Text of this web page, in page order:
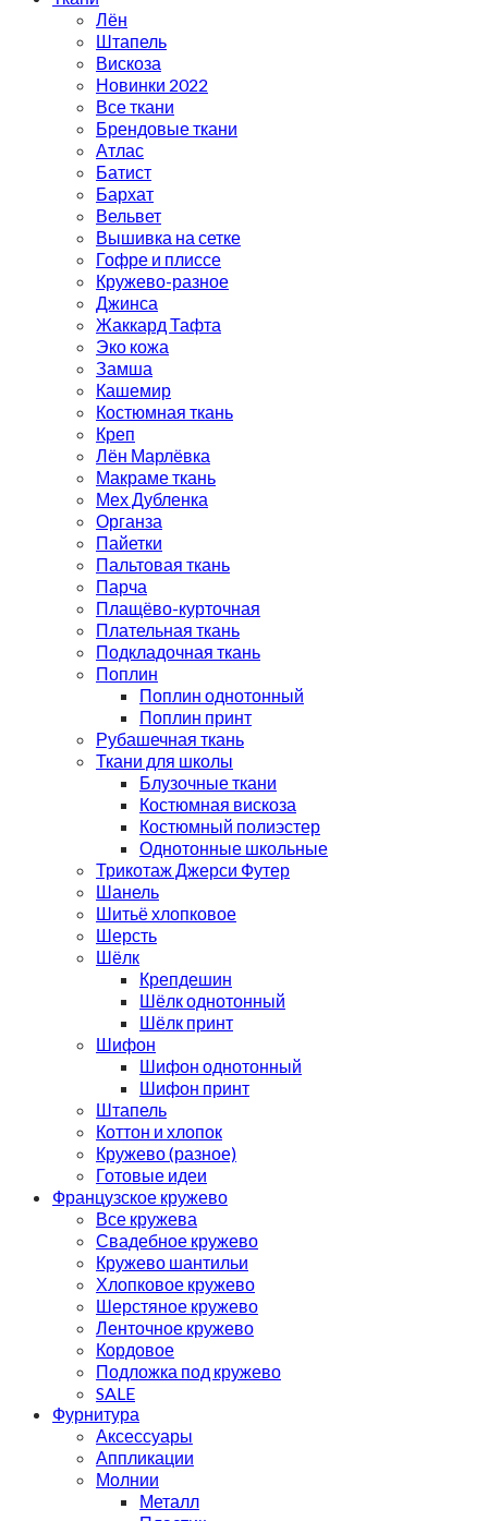
Лён
Штапель
Вискоза
Новинки 2022
Все ткани
Брендовые ткани
Атлас
Батист
Бархат
Вельвет
Вышивка на сетке
Гофре и плиссе
Кружево-разное
Джинса
Жаккард Тафта
Эко кожа
Замша
Кашемир
Костюмная ткань
Креп
Лён Марлёвка
Макраме ткань
Мех Дубленка
Органза
Пайетки
Пальтовая ткань
Парча
Плащёво-курточная
Плательная ткань
Подкладочная ткань
Поплин
Поплин однотонный
Поплин принт
Рубашечная ткань
Ткани для школы
Блузочные ткани
Костюмная вискоза
Костюмный полиэстер
Однотонные школьные
Трикотаж Джерси Футер
Шанель
Шитьё хлопковое
Шерсть
Шёлк
Крепдешин
Шёлк однотонный
Шёлк принт
Шифон
Шифон однотонный
Шифон принт
Штапель
Коттон и хлопок
Кружево (разное)
Готовые идеи
Французское кружево
Все кружева
Свадебное кружево
Кружево шантильи
Хлопковое кружево
Шерстяное кружево
Ленточное кружево
Кордовое
Подложка под кружево
SALE
Фурнитура
Аксессуары
Аппликации
Молнии
Металл